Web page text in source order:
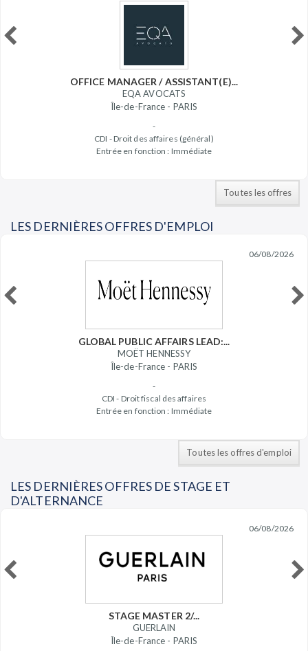
OFFICE MANAGER / ASSISTANT(E)...
EQA AVOCATS
Île-de-France - PARIS
-
CDI - Droit des affaires (général)
Entrée en fonction : Immédiate
Toutes les offres
LES DERNIÈRES OFFRES D'EMPLOI
06/08/2026
GLOBAL PUBLIC AFFAIRS LEAD:...
MOËT HENNESSY
Île-de-France - PARIS
-
CDI - Droit fiscal des affaires
Entrée en fonction : Immédiate
Toutes les offres d'emploi
LES DERNIÈRES OFFRES DE STAGE ET
D'ALTERNANCE
06/08/2026
STAGE MASTER 2/...
GUERLAIN
Île-de-France - PARIS